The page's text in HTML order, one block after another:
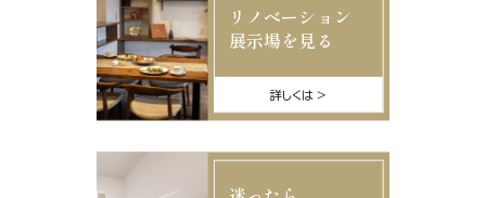
リノベーション
展示場を見る
詳しくは